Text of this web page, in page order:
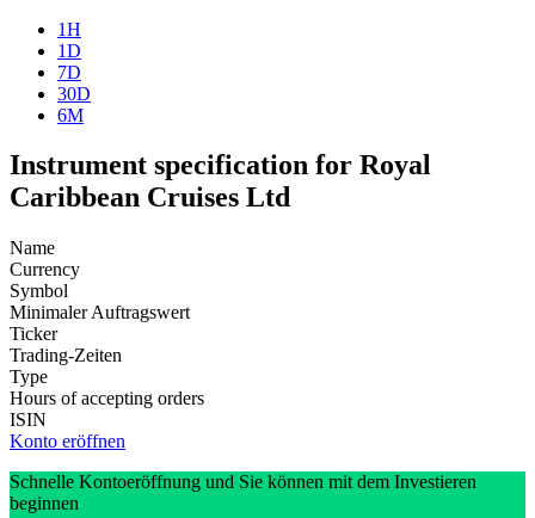
1H
1D
7D
30D
6M
Instrument specification for Royal
Caribbean Cruises Ltd
Name
Currency
Symbol
Minimaler Auftragswert
Ticker
Trading-Zeiten
Type
Hours of accepting orders
ISIN
Konto eröffnen
Schnelle Kontoeröffnung und Sie können mit dem Investieren
beginnen